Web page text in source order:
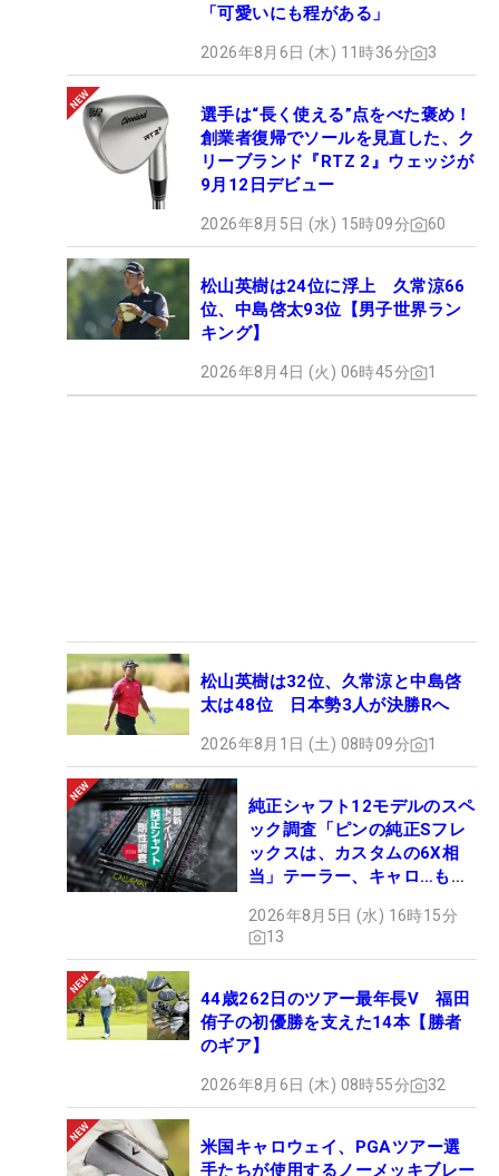
「可愛いにも程がある」
2026年8月6日 (木) 11時36分 3
選手は“長く使える”点をべた褒め！
創業者復帰でソールを見直した、ク
リーブランド『RTZ 2』ウェッジが
9月12日デビュー
2026年8月5日 (水) 15時09分 60
松山英樹は24位に浮上 久常涼66
位、中島啓太93位【男子世界ラン
キング】
2026年8月4日 (火) 06時45分 1
松山英樹は32位、久常涼と中島啓
太は48位 日本勢3人が決勝Rへ
2026年8月1日 (土) 08時09分 1
純正シャフト12モデルのスペ
ック調査「ピンの純正Sフレ
ックスは、カスタムの6X相
当」テーラー、キャロ…もチ
2026年8月5日 (水) 16時15分
13
44歳262日のツアー最年長V 福田
侑子の初優勝を支えた14本【勝者
のギア】
2026年8月6日 (木) 08時55分 32
米国キャロウェイ、PGAツアー選
手たちが使用するノーメッキブレー